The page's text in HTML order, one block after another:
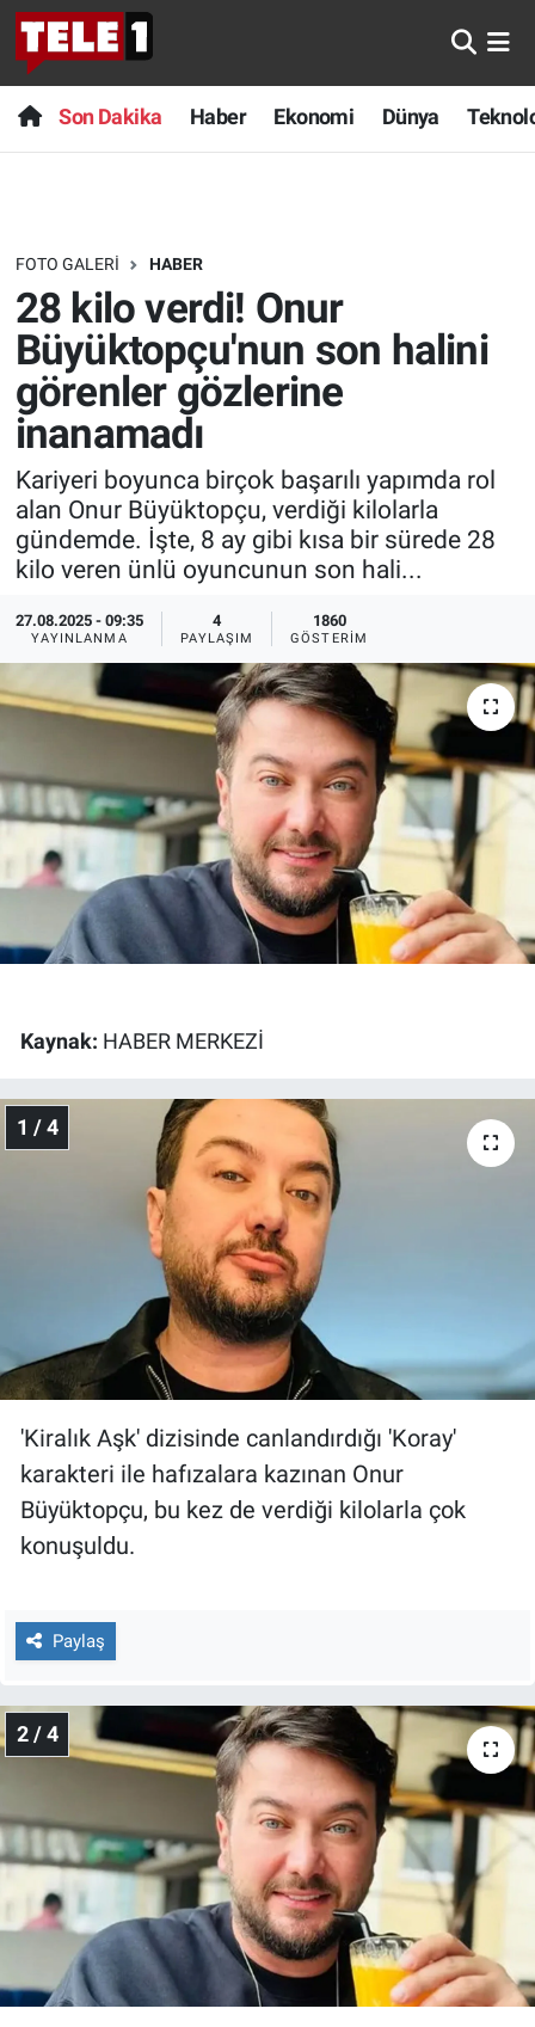
Son Dakika Haber Ekonomi Dünya
FOTO GALERI HABER
28 kilo verdi! Onur
Büyüktopçu'nun son halini
görenler gözlerine
inanamadı
Kariyeri boyunca birçok başarılı yapımda rol
alan Onur Büyüktopçu, verdiği kilolarla
gündemde. İşte, 8 ay gibi kısa bir sürede 28
kilo veren ünlü oyuncunun son hali...
27.08.2025 - 09:35
YAYINLANMA
4
PAYLAŞIM
1860
GÖSTERIM
Kaynak: HABER MERKEZİ
1 / 4
'Kiralık Aşk' dizisinde canlandırdığı 'Koray'
karakteri ile hafızalara kazınan Onur
Büyüktopçu, bu kez de verdiği kilolarla çok
konuşuldu.
Paylaş
2 / 4
Anında Manşet
Başka Sohbetler
Bilim turu
Bilim ve Teknoloji Evreni
Doğa Konuşuyor
Dünya
Ege Saati
Ege'den Esintiler
Eğitim
Eğlence
Forum
Gerçeğin İzinde
Gün Başlıyor
Gündem Özel
Günün görüntüsü
Kimdir
Koronavirüs
Ne demişti
Programlar
Spor
Teknoloji
Türkiye'nin Geleceği
Son Dakika
Haber
Dünya
Teknoloji
Sağlık
Spor
Yayın Akışı
İletişim
Nöbetçi Eczaneler
Hava Durumu
Trafik Durumu
Süper Lig Puan Durumu ve Fikstür
Tüm Manşetler
Son Dakika Haberleri
Haber Arşivi